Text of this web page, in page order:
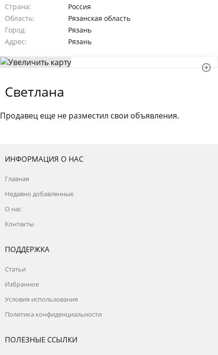
Страна
Россия
Область
Рязанская область
Город
Рязань
Адрес
Рязань
Светлана
Продавец еще не разместил свои объявления.
ИНФОРМАЦИЯ О НАС
Главная
Недавно добавленные
О нас
Контакты
ПОДДЕРЖКА
Статьи
Избранное
Условия использования
Политика конфиденциальности
ПОЛЕЗНЫЕ ССЫЛКИ